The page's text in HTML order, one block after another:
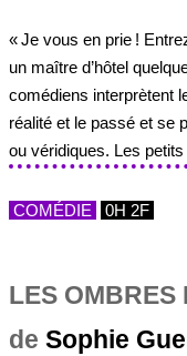
« Je vous en prie !
un maître d’hôtel
comédiens interprètent
réalité et le passé et se
ou véridiques. Les
COMÉDIE 0H 2F
LES OMBRES
de Sophie